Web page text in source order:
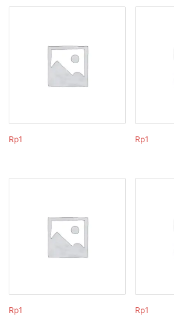
Rp1 Rp1
Rp1 Rp1